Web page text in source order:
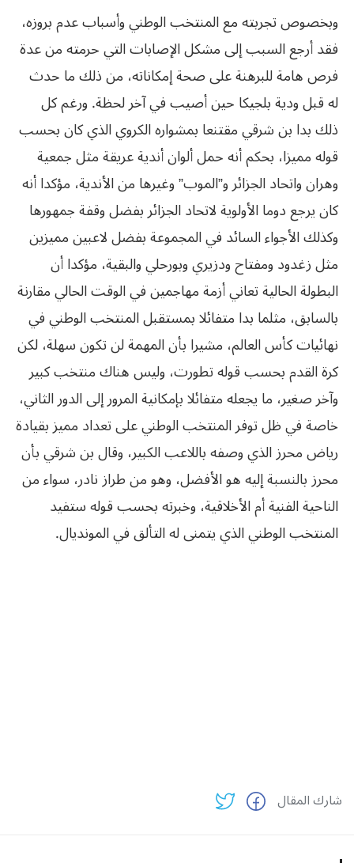
وبخصوص تجربته مع المنتخب الوطني وأسباب عدم بروزه،
فقد أرجع السبب إلى مشكل الإصابات التي حرمته من عدة
فرص هامة للبرهنة على صحة إمكاناته، من ذلك ما حدث
له قبل ودية بلجيكا حين أصيب في آخر لحظة. ورغم كل
ذلك بدا بن شرقي مقتنعا بمشواره الكروي الذي كان بحسب
قوله مميزا، بحكم أنه حمل ألوان أندية عريقة مثل جمعية
وهران واتحاد الجزائر و”الموب” وغيرها من الأندية، مؤكدا أنه
كان يرجع دوما الأولوية لاتحاد الجزائر بفضل وقفة جمهورها
وكذلك الأجواء السائد في المجموعة بفضل لاعبين مميزين
مثل زغدود ومفتاح ودزيري وبورحلي والبقية، مؤكدا أن
البطولة الحالية تعاني أزمة مهاجمين في الوقت الحالي مقارنة
بالسابق، مثلما بدا متفائلا بمستقبل المنتخب الوطني في
نهائيات كأس العالم، مشيرا بأن المهمة لن تكون سهلة، لكن
كرة القدم بحسب قوله تطورت، وليس هناك منتخب كبير
وآخر صغير، ما يجعله متفائلا بإمكانية المرور إلى الدور الثاني،
خاصة في ظل توفر المنتخب الوطني على تعداد مميز بقيادة
رياض محرز الذي وصفه باللاعب الكبير، وقال بن شرقي بأن
محرز بالنسبة إليه هو الأفضل، وهو من طراز نادر، سواء من
الناحية الفنية أم الأخلاقية، وخبرته بحسب قوله ستفيد
المنتخب الوطني الذي يتمنى له التألق في المونديال.
شارك المقال